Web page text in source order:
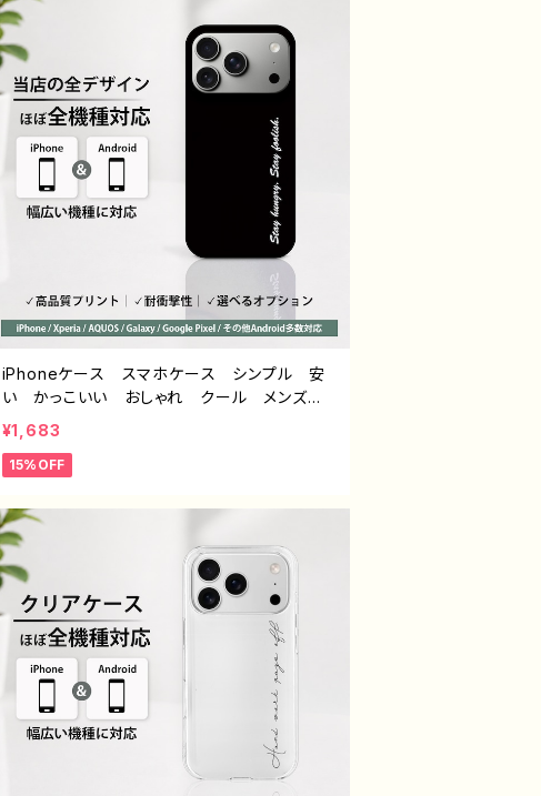
iPhoneケース スマホケース シンプル 安
い かっこいい おしゃれ クール メンズ
高校生 男子 個性的 おすすめ 人気 ク
リエイター iPhone15/14/13/12/11 AQUOS
sense 4 5 6 Xperia Googlepixel Gal
ランド オリジナル デザイン グッズ タイト
ル：シンプル スマホケース PART193 J1-9
¥1,683
15%OFF